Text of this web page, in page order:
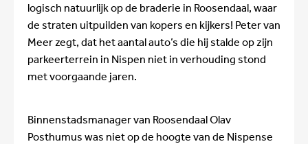
logisch natuurlijk op de braderie in Roosendaal, waar
de straten uitpuilden van kopers en kijkers! Peter van
Meer zegt, dat het aantal auto’s die hij stalde op zijn
parkeerterrein in Nispen niet in verhouding stond
met voorgaande jaren.
Binnenstadsmanager van Roosendaal Olav
Posthumus was niet op de hoogte van de Nispense